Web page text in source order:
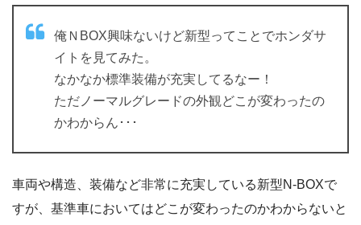
俺ＮBOX興味ないけど新型ってことでホンダサ
イトを見てみた。
なかなか標準装備が充実してるなー！
ただノーマルグレードの外観どこが変わったの
かわからん･･･
車両や構造、装備など非常に充実している新型N-BOXで
すが、基準車においてはどこが変わったのかわからないと